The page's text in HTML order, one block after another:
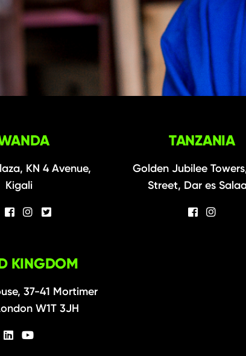
KN 4 Avenue,
Kigali
TANZANIA
Golden Jubilee
Street, Dar es
KINGDOM
37-41 Mortimer
W1T 3JH